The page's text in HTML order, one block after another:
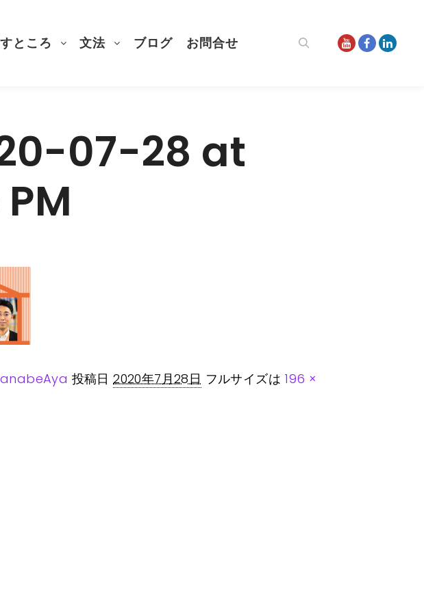
ところ 文法 ブログ お問合せ
07-28 at
投稿日2020年7月28日 フルサイズは 196 ×